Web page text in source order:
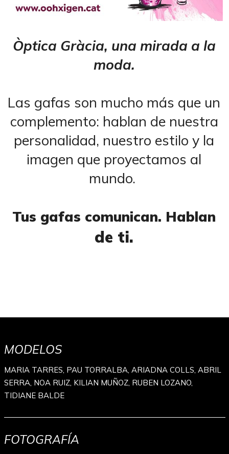
Òptica Gràcia, una mirada a la
moda.
Las gafas son mucho más que un
complemento: hablan de nuestra
personalidad, nuestro estilo y la
imagen que proyectamos al
mundo.
Tus gafas comunican. Hablan
de ti.
MODELOS
MARIA TARRES, PAU TORRALBA, ARIADNA COLLS, ABRIL
SERRA, NOA RUIZ, KILIAN MUÑOZ, RUBEN LOZANO,
TIDIANE BALDE
FOTOGRAFÍA